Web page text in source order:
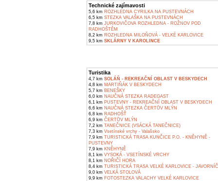
Technické zajímavosti
5,6 km ROZHLEDNA CYRILKA NA PUSTEVNÁCH
6,5 km STEZKA VALAŠKA NA PUSTEVNÁCH
7,8 km JURKOVIČOVA ROZHLEDNA - ROŽNOV POD
RADHOŠTĚM
8,2 km ROZHLEDNA MILOŇOVÁ - VELKÉ KARLOVICE
9,5 km SKLÁRNY V KAROLINCE
Turistika
4,7 km SOLÁŇ - REKREAČNÍ OBLAST V BESKYDECH
4,8 km MARTIŇÁK V BESKYDECH
5,7 km BENEŠKY
6,0 km NAUČNÁ STEZKA RADEGAST
6,1 km PUSTEVNY - REKREAČNÍ OBLAST V BESKYDECH
6,6 km NAUČNÁ STEZKA ČERTŮV MLÝN
6,8 km RADHOŠŤ
6,9 km ČERTŮV MLÝN
7,2 km TANEČNICE (VSÁCKÁ TANEČNICE)
7,3 km Vsetínské vrchy - Valašsko
7,9 km TURISTICKÁ TRASA KUNČICE P.O. - KNĚHYNĚ -
PUSTEVNY
7,9 km KNĚHYNĚ
8,1 km VYSOKÁ - VSETÍNSKÉ VRCHY
8,1 km NOŘIČÍ HORA
8,4 km TURISTICKÁ TRASA VELKÉ KARLOVICE -
9,0 km VELKÁ STOLOVÁ
9,9 km FOTOSTEZKA VALACHY VELKÉ KARLOVICE